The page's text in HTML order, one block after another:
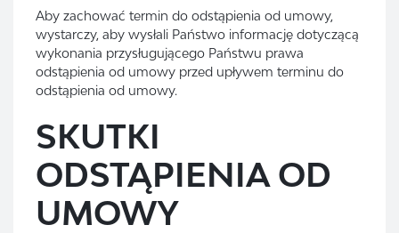
Aby zachować termin do odstąpienia od umowy,
wystarczy, aby wysłali Państwo informację dotyczącą
wykonania przysługującego Państwu prawa
odstąpienia od umowy przed upływem terminu do
odstąpienia od umowy.
SKUTKI
ODSTĄPIENIA OD
UMOWY